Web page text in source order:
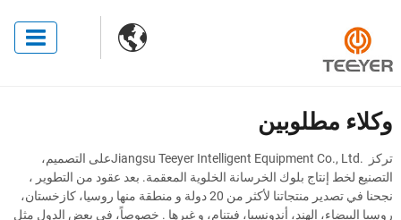

وكلاء مطلوبين
تركز Jiangsu Teeyer Intelligent Equipment Co., Ltd.على التصميم،
التصنيع لخط إنتاج بلوك الخرسانة الخلوية المعقمة. بعد عقود من التطوير ،
نجحنا في تصدير منتجاتنا لأكثر من 20 دولة و منطقة منها روسيا، كازخستان،
روسيا البيضاء، الهند، أندونسيا، فيتنام، و غيرها . خصوصاً، في بعض الدول مثل